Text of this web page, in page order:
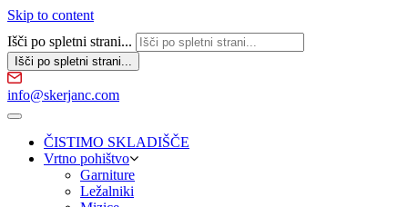
Skip to content
Išči po spletni strani...
info@skerjanc.com
ČISTIMO SKLADIŠČE
Vrtno pohištvo
Garniture
Ležalniki